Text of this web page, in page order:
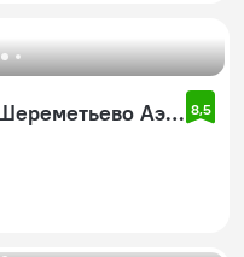
Cosmos Selection Москва Шереметьево Аэропорт Отель 8,5